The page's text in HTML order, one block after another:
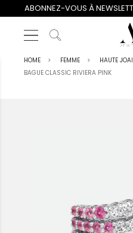
ABONNEZ-VOUS À
HOME FEMME HAUTE
BAGUE CLASSIC RIVIERA PINK